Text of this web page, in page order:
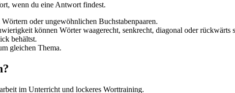
wenn du eine Antwort findest.
oder ungewöhnlichen Buchstabenpaaren.
können Wörter waagerecht, senkrecht, diagonal oder rückwärts
behältst.
gleichen Thema.
im Unterricht und lockeres Worttraining.